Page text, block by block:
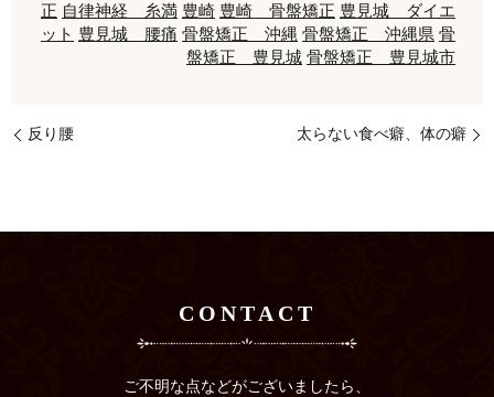
正 自律神経 糸満 豊崎 豊崎 骨盤矯正 豊見城 ダイエ
ット 豊見城 腰痛 骨盤矯正 沖縄 骨盤矯正 沖縄県 骨
盤矯正 豊見城 骨盤矯正 豊見城市
反り腰 太らない食べ癖、体の癖
CONTACT
ご不明な点などがございましたら、